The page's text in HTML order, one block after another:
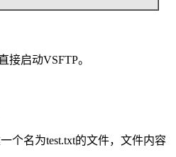
接启动VSFTP。
个名为test.txt的文件，文件内容